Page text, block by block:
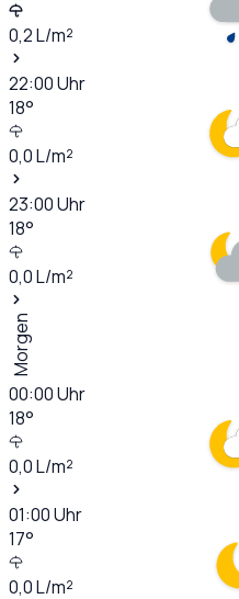
0,2L/m²
22:00Uhr
18°
0,0L/m²
23:00Uhr
18°
0,0L/m²
Morgen
00:00Uhr
18°
0,0L/m²
01:00Uhr
17°
0,0L/m²